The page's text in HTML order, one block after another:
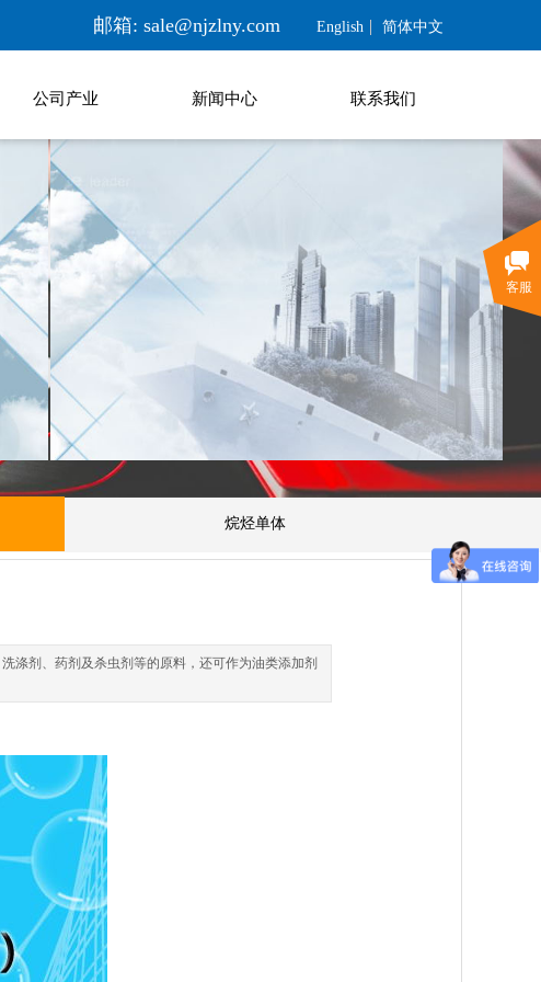
邮箱: sale@njzlny.com English 简体中文
公司产业 新闻中心 联系我们
烷烃单体
涤剂、药剂及杀虫剂等的原料，还可作为油类添加剂
客服